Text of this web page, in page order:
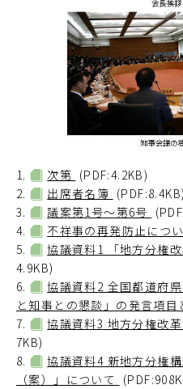
1. 次第 (PDF:4.2KB)
2.
出席者名簿 (PDF:8.4KB)
3.
議案第1号～第6号
4.
不祥事の再発防止につ
5.
協議資料1 「地方分権
4.9KB)
6.
協議資料2 全国都道府
と知事との懇談」の発言項目
7.
協議資料3 地方分権改
7KB)
8.
協議資料4 新地方分権
（案）」について